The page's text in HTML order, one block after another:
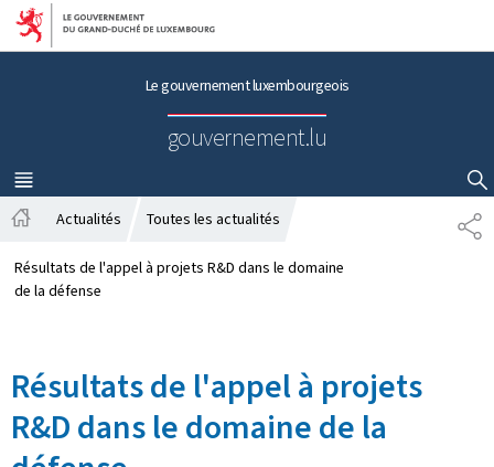
Aller au menu principal
Aller au contenu
Le gouvernement luxembourgeois
gouvernement.lu
MENU
PRINCIPAL
AFFICHER / MASQUER LA RECHERCHE
P
A
c
c
l
Actualités Toutes les actualités
Résultats de l'appel à projets R&D dans le domaine
de la défense
Résultats de l'appel à projets
R&D dans le domaine de la